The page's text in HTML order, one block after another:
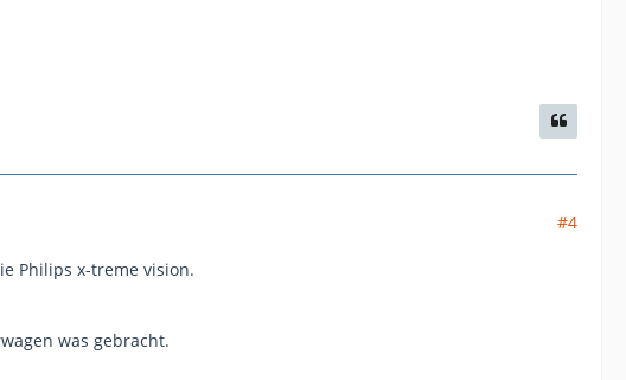
#4
Philips x-treme vision.
was gebracht.